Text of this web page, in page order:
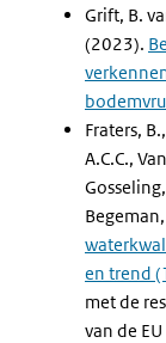
Grift, B.
(2023).
Fraters,
A.C.C.,
en trend
met de
van de